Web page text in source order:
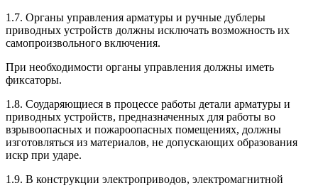
1.7. Органы управления арматуры и ручные дублеры
приводных устройств должны исключать возможность их
самопроизвольного включения.
При необходимости органы управления должны иметь
фиксаторы.
1.8. Соударяющиеся в процессе работы детали арматуры и
приводных устройств, предназначенных для работы во
взрывоопасных и пожароопасных помещениях, должны
изготовляться из материалов, не допускающих образования
искр при ударе.
1.9. В конструкции электроприводов, электромагнитной